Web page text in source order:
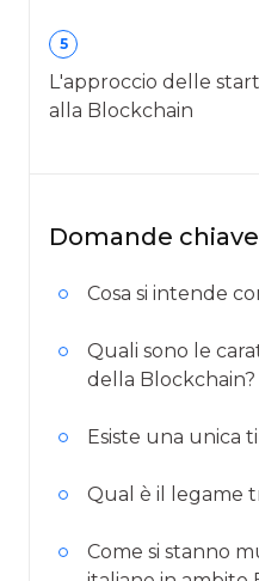
5
L'approccio delle
alla Blockchain
Domande chiave
Cosa si intende
Quali sono le
della Blockchain?
Esiste una unica
Qual è il legame
Come si stanno